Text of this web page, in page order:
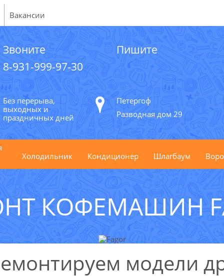
Вакансии
Звоните
8-931-999-97-30
Пишите
Без перерыва,
выходных и
праздничных дней
Петергоф
Разводная дом 29
Холодильник
Кондиционер Шлагбаум
КОФЕМАШИН
модели